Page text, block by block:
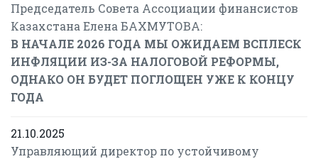
Председатель Совета Ассоциации финансистов
Казахстана Елена БАХМУТОВА:
В НАЧАЛЕ 2026 ГОДА МЫ ОЖИДАЕМ ВСПЛЕСК
ИНФЛЯЦИИ ИЗ-ЗА НАЛОГОВОЙ РЕФОРМЫ,
ОДНАКО ОН БУДЕТ ПОГЛОЩЕН УЖЕ К КОНЦУ
ГОДА
21.10.2025
Управляющий директор по устойчивому